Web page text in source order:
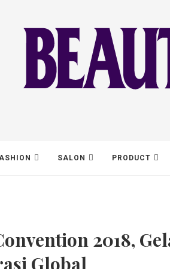
SALON PRODUCT
2018,
Global